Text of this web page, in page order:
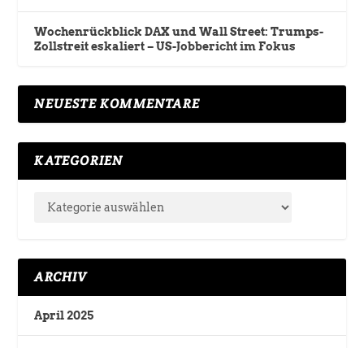
Wochenrückblick DAX und Wall Street: Trumps-
Zollstreit eskaliert – US-Jobbericht im Fokus
NEUESTE KOMMENTARE
KATEGORIEN
ARCHIV
April 2025